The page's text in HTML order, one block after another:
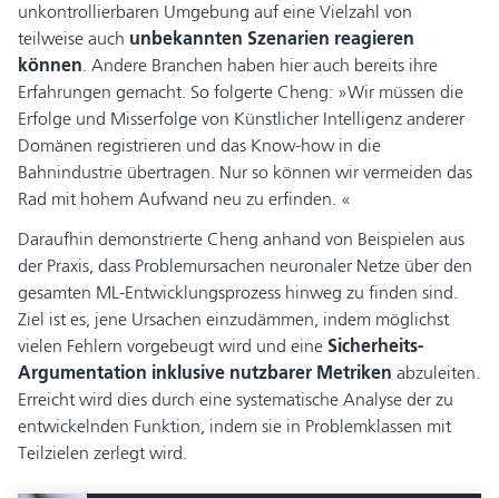
unkontrollierbaren Umgebung auf eine Vielzahl von
teilweise auch unbekannten Szenarien reagieren
können. Andere Branchen haben hier auch bereits ihre
Erfahrungen gemacht. So folgerte Cheng: »Wir müssen die
Erfolge und Misserfolge von Künstlicher Intelligenz anderer
Domänen registrieren und das Know-how in die
Bahnindustrie übertragen. Nur so können wir vermeiden das
Rad mit hohem Aufwand neu zu erfinden. «
Daraufhin demonstrierte Cheng anhand von Beispielen aus
der Praxis, dass Problemursachen neuronaler Netze über den
gesamten ML-Entwicklungsprozess hinweg zu finden sind.
Ziel ist es, jene Ursachen einzudämmen, indem möglichst
vielen Fehlern vorgebeugt wird und eine Sicherheits-
Argumentation inklusive nutzbarer Metriken abzuleiten.
Erreicht wird dies durch eine systematische Analyse der zu
entwickelnden Funktion, indem sie in Problemklassen mit
Teilzielen zerlegt wird.